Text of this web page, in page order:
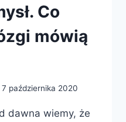
Co
mówią
7 października 2020
dawna wiemy, że